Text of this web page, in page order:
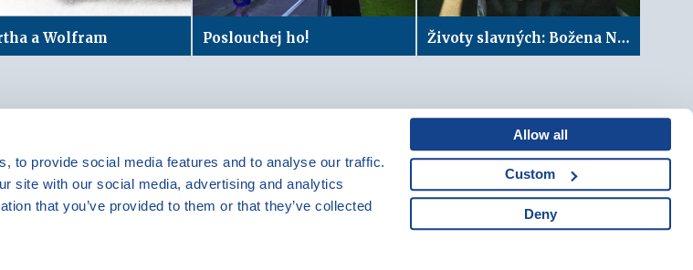
to provide social media features and to analyse our traffic.
site with our social media, advertising and analytics
that you’ve provided to them or that they’ve collected
Allow all
Custom
Deny
a Wolfram Poslouchej ho! Životy slavných: Božena Němcová
Kontaktujte nás
FAQ
Odebírejte
Mapa webu
Osobní údaje